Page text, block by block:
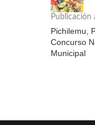
Publicación
Pichilemu,
Concurso
Municipal